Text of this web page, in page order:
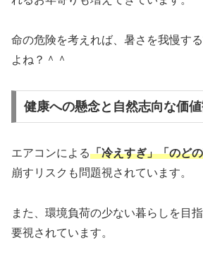
命の危険を考えれば、暑さを我慢す
よね？＾＾
健康への懸念と自然志向な価
エアコンによる「冷えすぎ」「のど
崩すリスクも問題視されています。
また、環境負荷の少ない暮らしを目
要視されています。